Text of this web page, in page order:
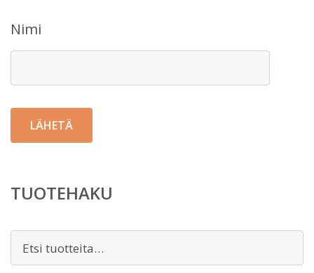
Nimi
TUOTEHAKU